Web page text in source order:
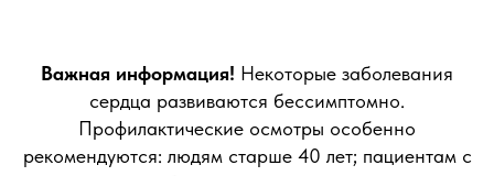
Важная информация! Некоторые заболевания
сердца развиваются бессимптомно.
Профилактические осмотры особенно
рекомендуются: людям старше 40 лет; пациентам с